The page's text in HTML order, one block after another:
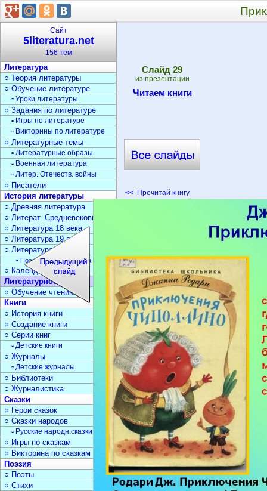
Cлайд 29
из презентации
Читаем книги
<< Прочитай книгу
Сайт
5literatura.net
156 тем
Литература
○ Теория литературы
○ Обучение литературе
▫ Уроки литературы
○ Задания по литературе
▫ Игры по литературе
▫ Викторины по литературе
○ Литературные темы
▫ Литературные образы
▫ Военная литература
▫ Литер. Отечеств. войны
○ Писатели
История литературы
○ Древняя литература
○ Литерат. Средневековья
○ Литература 18 века
○ Литература 19 века
○ Литература 20 века
• Поэзия Серебрян. века
○ Календарь дат
Литературное чтение
○ Обучение чтению
Книги
○ История книги
○ Создание книги
○ Серии книг
▫ Детские книги
○ Журналы
▫ Детские журналы
○ Библиотеки
○ Журналистика
Сказки
○ Герои сказок
○ Сказки народов
▫ Русские народн.сказки
○ Игры по сказкам
○ Викторина по сказкам
Поэзия
○ Поэты
○ Стихи